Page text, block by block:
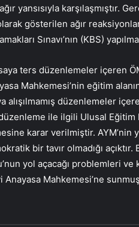
yansısıyla karşılaşmıştır.
gösterilen ağır
Sınavı’nın (KBS)
ters düzenlemeler içeren
Mahkemesi’nin eğitim
alışılmamış düzenlemeler
ile ilgili Ulusal Eğitim
karar verilmiştir. AYM’nin
bir tavır olmadığı
yol açacağı problemleri ve
Mahkemesi’ne